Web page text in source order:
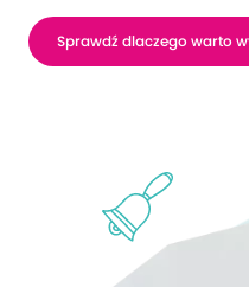
Sprawdź dlaczego warto